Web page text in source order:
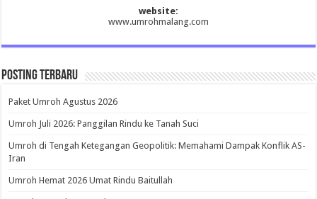
website:
www.umrohmalang.com
Posting Terbaru
Paket Umroh Agustus 2026
Umroh Juli 2026: Panggilan Rindu ke Tanah Suci
Umroh di Tengah Ketegangan Geopolitik: Memahami Dampak Konflik AS-
Iran
Umroh Hemat 2026 Umat Rindu Baitullah